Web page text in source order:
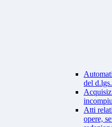
del
Atti
opere,